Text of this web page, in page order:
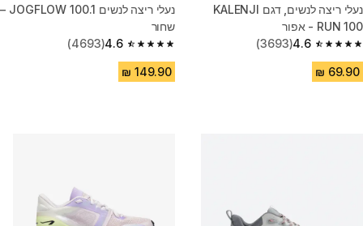
נעלי ריצה לנשים, דגם KALENJI
RUN 100 - אפור
4.6
4.6 out of 5 stars from 3693 reviews
(3693)
נעלי ריצה לנשים JOGFLOW 100.1 –
שחור
4.6
4.6 out of 5 stars from 4693 reviews
(4693)